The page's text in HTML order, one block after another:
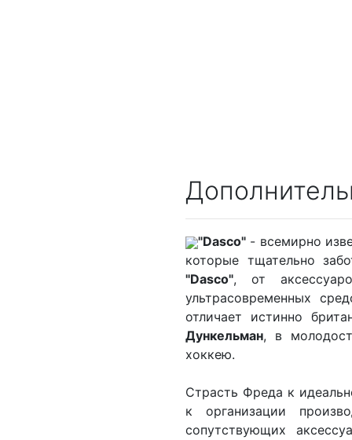
"Dasco" - всемирно
которые тщательно
"Dasco", от
ультрасовременных
отличает истинно
Дункельман, в
хоккею.
Страсть Фреда к
к организации
сопутствующих